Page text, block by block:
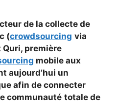
de la collecte de
(crowdsourcing via
Quri, première
mobile aux
aujourd’hui un
afin de connecter
communauté totale de